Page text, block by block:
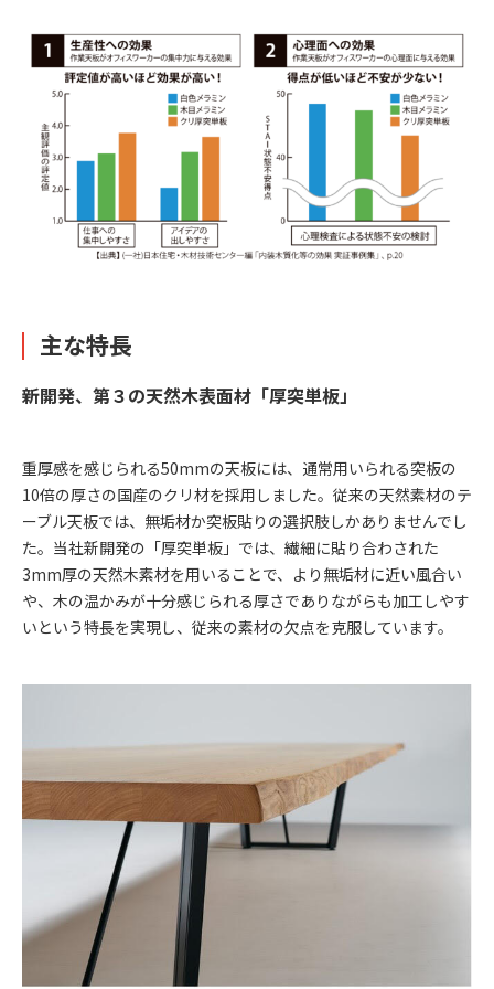
主な特長
新開発、第３の天然木表面材「厚突単板」
重厚感を感じられる50mmの天板には、通常用いられる突板の
10倍の厚さの国産のクリ材を採用しました。従来の天然素材のテ
ーブル天板では、無垢材か突板貼りの選択肢しかありませんでし
た。当社新開発の「厚突単板」では、繊細に貼り合わされた
3mm厚の天然木素材を用いることで、より無垢材に近い風合い
や、木の温かみが十分感じられる厚さでありながらも加工しやす
いという特長を実現し、従来の素材の欠点を克服しています。